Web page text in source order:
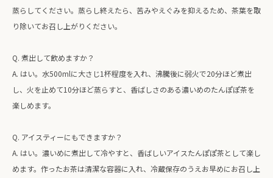
蒸らしてください。蒸らし終えたら、苦みやえぐみを抑えるため、茶葉を取
り除いてお召し上がりください。
Q. 煮出して飲めますか？
A. はい。水500mlに大さじ1杯程度を入れ、沸騰後に弱火で20分ほど煮出
し、火を止めて10分ほど蒸らすと、香ばしさのある濃いめのたんぽぽ茶を
楽しめます。
Q. アイスティーにもできますか？
A. はい。濃いめに煮出して冷やすと、香ばしいアイスたんぽぽ茶として楽し
めます。作ったお茶は清潔な容器に入れ、冷蔵保存のうえお早めにお召し上